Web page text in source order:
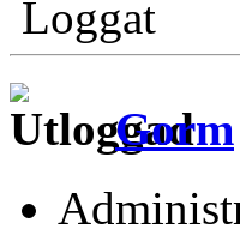
Loggat
Gorm